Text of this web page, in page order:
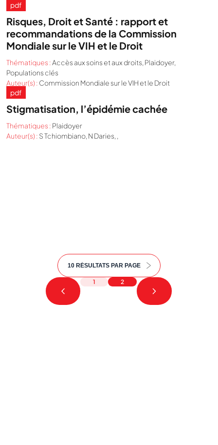
pdf
Risques, Droit et Santé : rapport et
recommandations de la Commission
Mondiale sur le VIH et le Droit
Thématiques :Accès aux soins et aux droits, Plaidoyer,
Populations clés
Auteur(s) : Commission Mondiale sur le VIH et le Droit
pdf
Stigmatisation, l’épidémie cachée
Thématiques : Plaidoyer
Auteur(s) : S Tchiombiano, N Daries, ,
1 2